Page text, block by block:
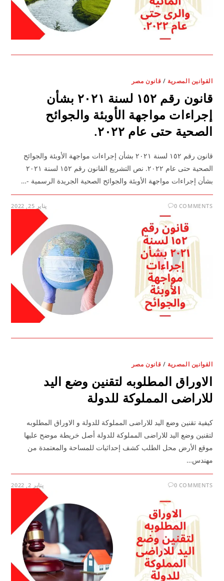
القوانين المصرية / قانون مصر
قانون رقم ١٥٢ لسنة ٢٠٢١ بشأن
إجراءات مواجهة الأوبئة والجوائح
الصحية حتى عام ٢٠٢٢.
قانون رقم ١٥٢ لسنة ٢٠٢١ بشأن إجراءات مواجهة الأوبئة والجوائح
الصحية حتى عام ٢٠٢٢. نص التشريع القانون رقم ١٥٢ لسنة ٢٠٢١
بشأن إجراءات مواجهة الأوبئة والجوائح الصحية الجريدة الرسمية -…
0 COMMENTS يناير 25, 2022
القوانين المصرية / قانون مصر
الاوراق المطلوبه لتقنين وضع اليد
للاراضى المملوكة للدولة
كيفية تقنين وضع اليد للاراضى المملوكة للدولة و الاوراق المطلوبه
لتقنين وضع اليد للاراضى المملوكة للدولة أصل خريطة موضح عليها
موقع اﻷرض محل الطلب كشف إحداثيات للمساحة والمعتمدة من
مهندس…
0 COMMENTS يناير 2, 2022